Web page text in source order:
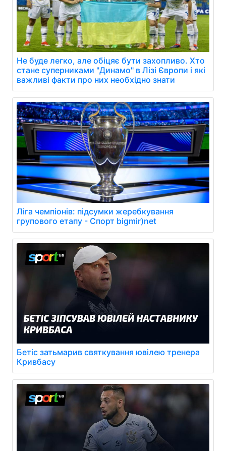
Не буде легко, але обіцяє бути захопливо. Хто
стане суперниками "Динамо" в Лізі Європи і які
важливі факти про них необхідно знати
Ліга чемпіонів: підсумки жеребкування
групового етапу - Спорт bigmir)net
Бетіс затьмарив святкування ювілею тренера
Кривбасу